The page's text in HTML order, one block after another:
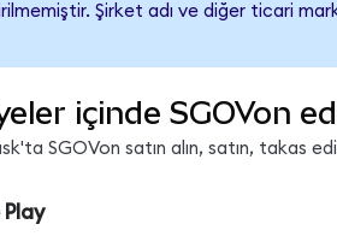
Şirket adı ve diğer ticari
içinde SGOVon
SGOVon satın alın, satın, takas